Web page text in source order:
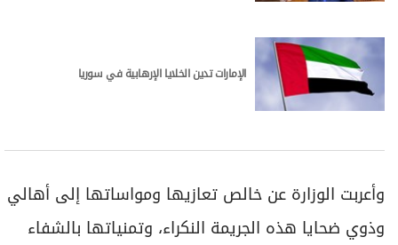
الإمارات تدين الخلايا الإرهابية في سوريا
وأعربت الوزارة عن خالص تعازيها ومواساتها إلى أهالي
وذوي ضحايا هذه الجريمة النكراء، وتمنياتها بالشفاء